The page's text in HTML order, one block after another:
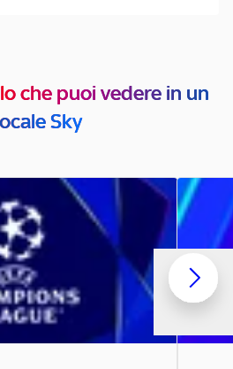
che puoi vedere in un
Sky